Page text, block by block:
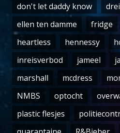
don't let daddy know
ellen ten damme
fridge
heartless
hennessy
inreisverbod
jameel
marshall
mcdress
NMBS
optocht
plastic flesjes